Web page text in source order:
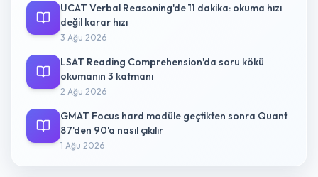
UCAT Verbal Reasoning'de 11 dakika: okuma hızı
değil karar hızı
3 Ağu 2026
LSAT Reading Comprehension'da soru kökü
okumanın 3 katmanı
2 Ağu 2026
GMAT Focus hard modüle geçtikten sonra Quant
87'den 90'a nasıl çıkılır
1 Ağu 2026